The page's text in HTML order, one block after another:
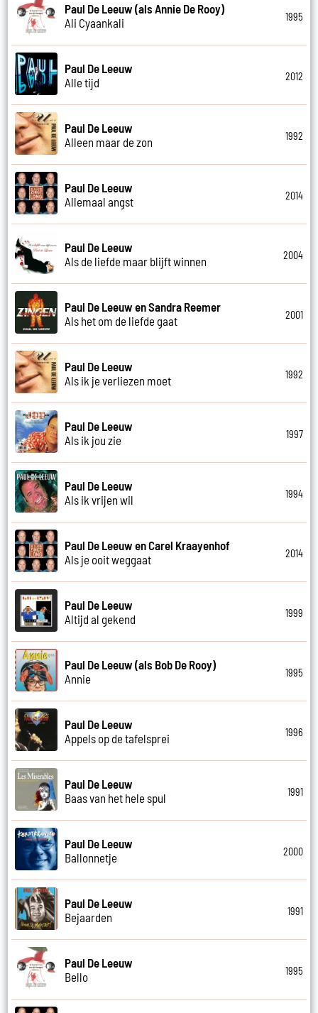
Paul De Leeuw (als Annie De Rooy)
Ali Cyaankali
1995
Paul De Leeuw
Alle tijd
2012
Paul De Leeuw
Alleen maar de zon
1992
Paul De Leeuw
Allemaal angst
2014
Paul De Leeuw
Als de liefde maar blijft winnen
2004
Paul De Leeuw en Sandra Reemer
Als het om de liefde gaat
2001
Paul De Leeuw
Als ik je verliezen moet
1992
Paul De Leeuw
Als ik jou zie
1997
Paul De Leeuw
Als ik vrijen wil
1994
Paul De Leeuw en Carel Kraayenhof
Als je ooit weggaat
2014
Paul De Leeuw
Altijd al gekend
1999
Paul De Leeuw (als Bob De Rooy)
Annie
1995
Paul De Leeuw
Appels op de tafelsprei
1996
Paul De Leeuw
Baas van het hele spul
1991
Paul De Leeuw
Ballonnetje
2000
Paul De Leeuw
Bejaarden
1991
Paul De Leeuw
Bello
1995